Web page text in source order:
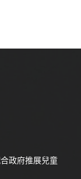
政府推展兒童